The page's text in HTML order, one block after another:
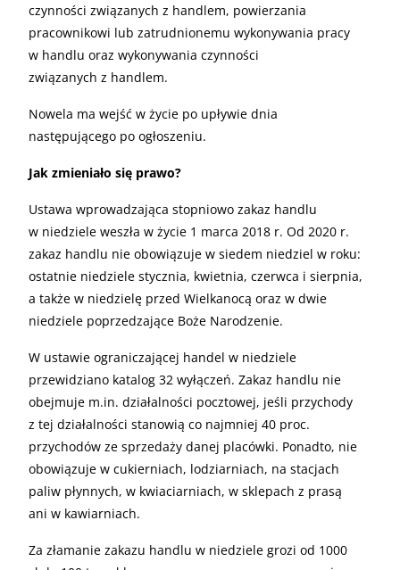
czynności związanych z handlem, powierzania
pracownikowi lub zatrudnionemu wykonywania pracy
w handlu oraz wykonywania czynności
związanych z handlem.
Nowela ma wejść w życie po upływie dnia
następującego po ogłoszeniu.
Jak zmieniało się prawo?
Ustawa wprowadzająca stopniowo zakaz handlu
w niedziele weszła w życie 1 marca 2018 r. Od 2020 r.
zakaz handlu nie obowiązuje w siedem niedziel w roku:
ostatnie niedziele stycznia, kwietnia, czerwca i sierpnia,
a także w niedzielę przed Wielkanocą oraz w dwie
niedziele poprzedzające Boże Narodzenie.
W ustawie ograniczającej handel w niedziele
przewidziano katalog 32 wyłączeń. Zakaz handlu nie
obejmuje m.in. działalności pocztowej, jeśli przychody
z tej działalności stanowią co najmniej 40 proc.
przychodów ze sprzedaży danej placówki. Ponadto, nie
obowiązuje w cukierniach, lodziarniach, na stacjach
paliw płynnych, w kwiaciarniach, w sklepach z prasą
ani w kawiarniach.
Za złamanie zakazu handlu w niedziele grozi od 1000